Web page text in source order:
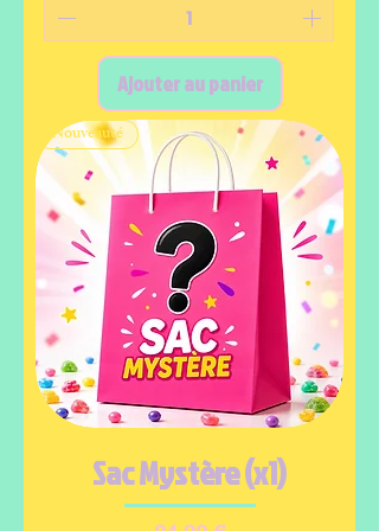
Ajouter au panier
Nouveauté
Sac Mystère (x1)